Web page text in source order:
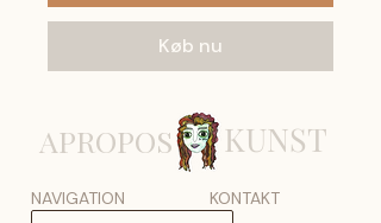
Køb nu
APROPOS KUNST
NAVIGATION KONTAKT